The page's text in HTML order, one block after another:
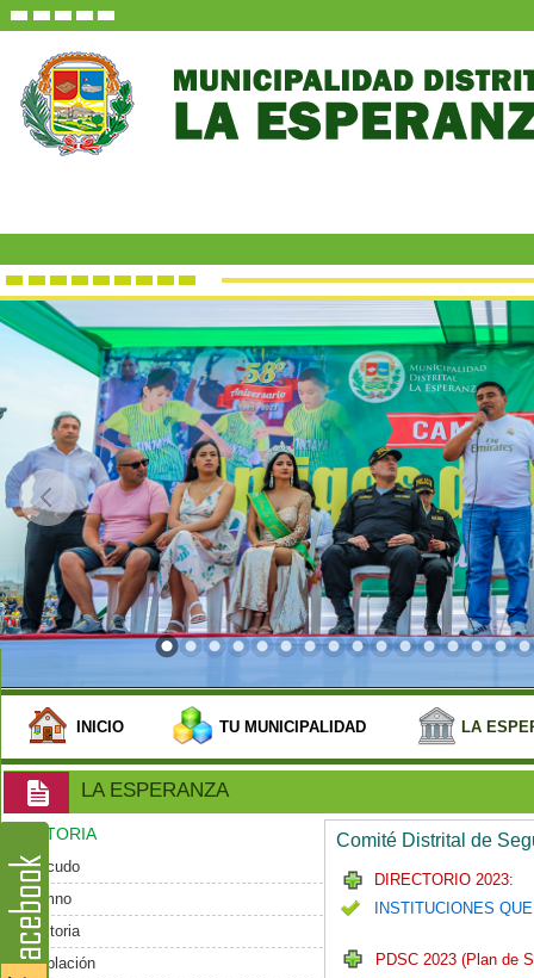
INICIO TU MUNICIPALIDAD LA
LA ESPERANZA
HISTORIA
Escudo
Himno
Historia
Población
Comité Distrital de
DIRECTORIO 2023:
INSTITUCIONES
PDSC 2023 (Plan de